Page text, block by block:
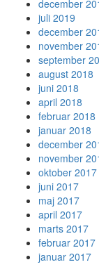
december
juli 2019
december
november
september
august 2018
juni 2018
april 2018
februar 2018
januar 2018
december
november
oktober 2017
juni 2017
maj 2017
april 2017
marts 2017
februar 2017
januar 2017